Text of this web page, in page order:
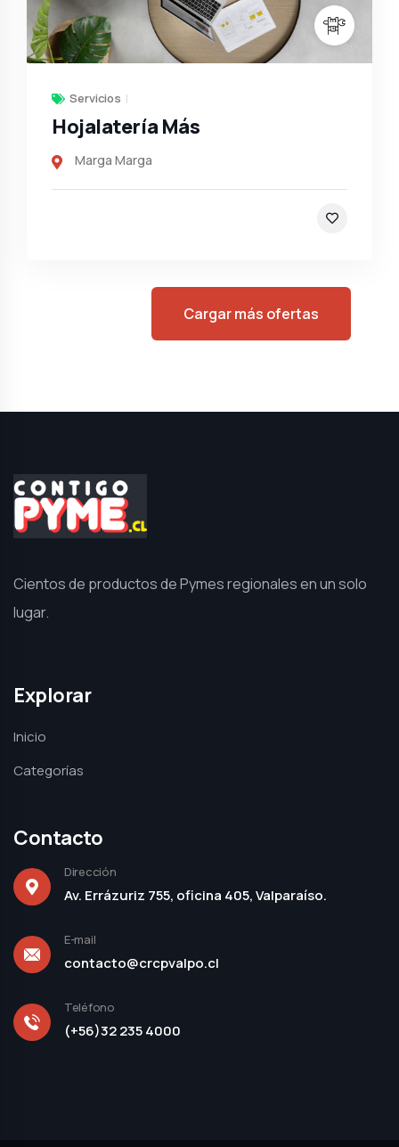
Servicios
Hojalatería Más
Marga Marga
Cargar más ofertas
Cientos de productos de Pymes regionales en un solo
lugar.
Explorar
Inicio
Categorías
Contacto
Dirección
Av. Errázuriz 755, oficina 405, Valparaíso.
E-mail
contacto@crcpvalpo.cl
Teléfono
(+56)32 235 4000